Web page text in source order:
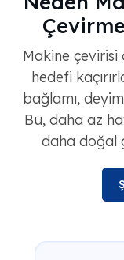
Makine çevirisi
hedefi
bağlamı,
Bu, daha az
daha doğal